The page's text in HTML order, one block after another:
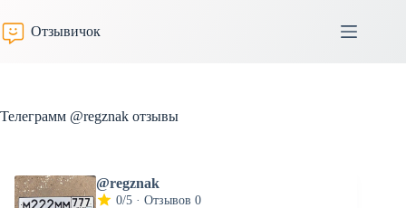
к
сути
Отзывичок
Телеграмм @regznak отзывы
@regznak
0/5 · Отзывов 0